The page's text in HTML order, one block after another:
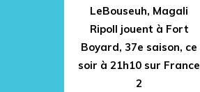
LeBouseuh, Magali
Ripoll jouent à Fort
Boyard, 37e saison, ce
soir à 21h10 sur France
2